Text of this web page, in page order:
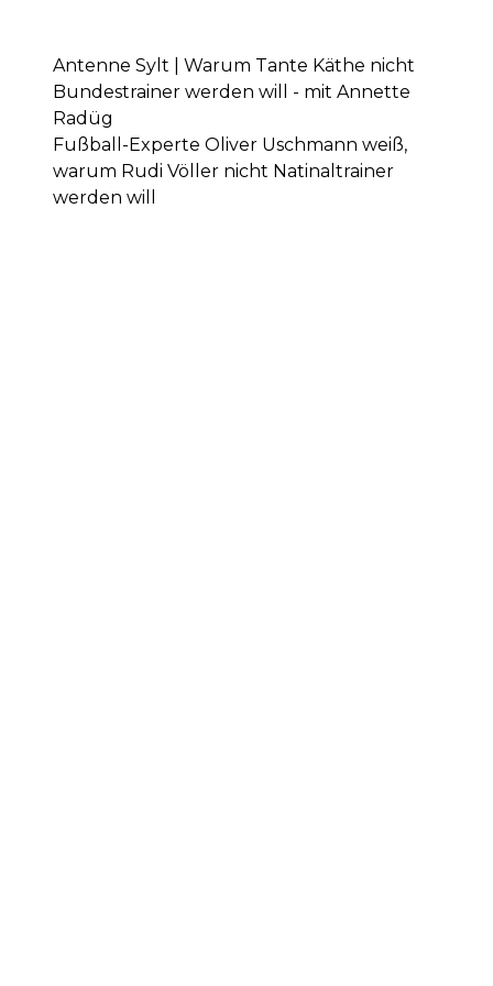
Antenne Sylt | Warum Tante Käthe nicht
Bundestrainer werden will - mit Annette
Radüg
Fußball-Experte Oliver Uschmann weiß,
warum Rudi Völler nicht Natinaltrainer
werden will